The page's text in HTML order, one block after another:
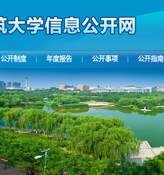
公开制度 年度报告 公开事项 公开指南